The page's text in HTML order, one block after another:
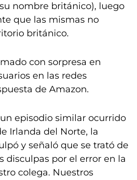
nombre británico), luego
que las mismas no
británico.
con sorpresa en
en las redes
de Amazon.
episodio similar ocurrido
Irlanda del Norte, la
y señaló que se trató de
disculpas por el error en la
colega. Nuestros